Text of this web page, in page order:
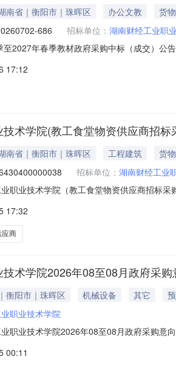
南省｜衡阳市｜珠晖区 办公文教
货物
686 招标单位： 湖南财经工业职
至2027年春季教材政府采购中标（成交）公
项目政府采购计划编号：衡财采计[2026]-
17:12
术学院(教工食堂物资供应商招
南省｜衡阳市｜珠晖区 工程建筑
货物
招标单位： 湖南财经工业
职业技术学院（教工食堂物资供应商招标
（成交）结果公告如下：一、采购项目基
17:32
应商
术学院2026年08至08月政府采购
衡阳市｜珠晖区 机械设备 其它
职业技术学院
职业技术学院2026年08至08月政府采购意
文楼教室空调采购项目拟采购5P空调68台
00:11